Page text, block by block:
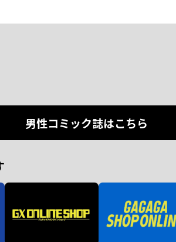
男性コミック誌はこちら